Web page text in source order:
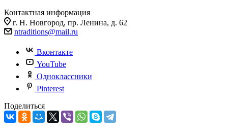
Контактная информация
г. Н. Новгород, пр. Ленина, д. 62
ntraditions@mail.ru
Вконтакте
YouTube
Одноклассники
Pinterest
Поделиться